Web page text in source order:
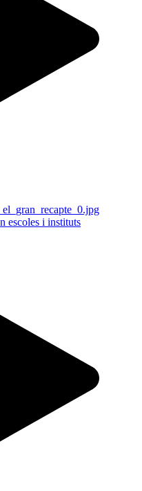
escoles i instituts